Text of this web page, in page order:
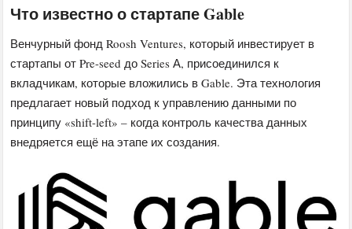
Что известно о стартапе Gable
Венчурный фонд Roosh Ventures, который инвестирует в
стартапы от Pre-seed до Series А, присоединился к
вкладчикам, которые вложились в Gable. Эта технология
предлагает новый подход к управлению данными по
принципу «shift-left» – когда контроль качества данных
внедряется ещё на этапе их создания.